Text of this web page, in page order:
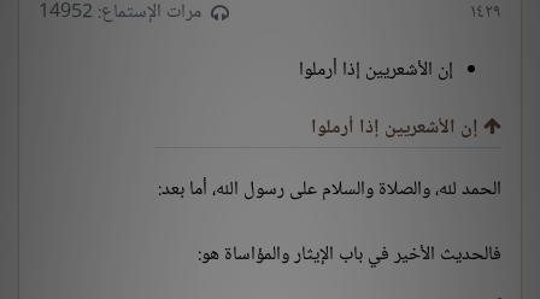
١٤٢٩
مرات الإستماع: 14952
إن الأشعريين إذا أرملوا
إن الأشعريين إذا أرملوا
الحمد لله، والصلاة والسلام على رسول الله، أما بعد:
فالحديث الأخير في باب الإيثار والمؤاساة هو: